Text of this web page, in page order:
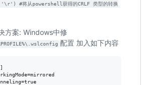
#将从powershell获得的CRLF 类型的转换
方案: Windows中修
配置 加入如下内容